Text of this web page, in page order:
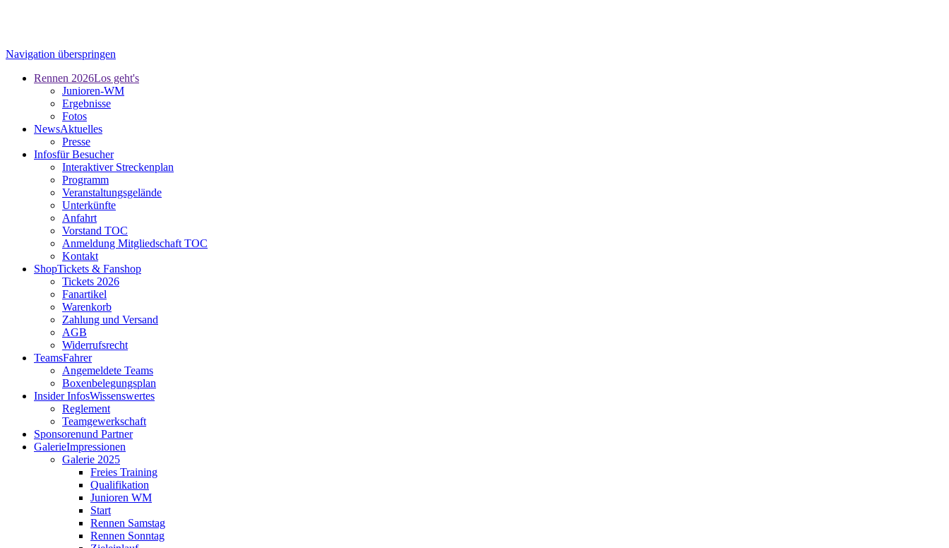
Navigation überspringen
Rennen 2026Los geht's
Junioren-WM
Ergebnisse
Fotos
NewsAktuelles
Presse
Infosfür Besucher
Interaktiver Streckenplan
Programm
Veranstaltungsgelände
Unterkünfte
Anfahrt
Vorstand TOC
Anmeldung Mitgliedschaft TOC
Kontakt
ShopTickets & Fanshop
Tickets 2026
Fanartikel
Warenkorb
Zahlung und Versand
AGB
Widerrufsrecht
TeamsFahrer
Angemeldete Teams
Boxenbelegungsplan
Insider InfosWissenswertes
Reglement
Teamgewerkschaft
Sponsorenund Partner
GalerieImpressionen
Galerie 2025
Freies Training
Qualifikation
Junioren WM
Start
Rennen Samstag
Rennen Sonntag